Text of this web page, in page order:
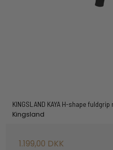
KINGSLAND KAYA H-shape
Kingsland
1.199,00 DKK